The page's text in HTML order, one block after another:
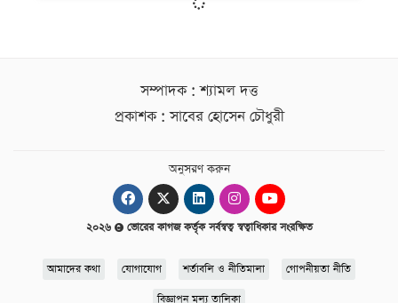
সম্পাদক : শ্যামল দত্ত
প্রকাশক : সাবের হোসেন চৌধুরী
অনুসরণ করুন
২০২৬ ভোরের কাগজ কর্তৃক সর্বস্বত্ব স্বত্বাধিকার সংরক্ষিত
আমাদের কথা যোগাযোগ শর্তাবলি ও নীতিমালা গোপনীয়তা নীতি
বিজ্ঞাপন মূল্য তালিকা